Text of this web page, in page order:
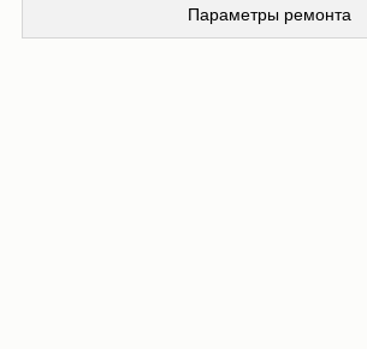
Параметры ремонта